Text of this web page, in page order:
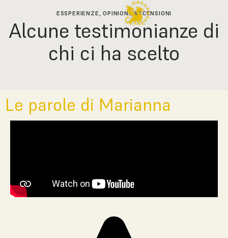
ESSPERIENZE, OPINIONI, RECENSIONI
Alcune testimonianze di
chi ci ha scelto
Le parole di Marianna